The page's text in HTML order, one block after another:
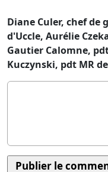
Diane Culer, chef de
d'Uccle, Aurélie
Gautier Calomne,
Kuczynski, pdt MR